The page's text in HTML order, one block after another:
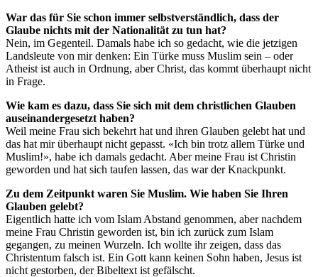
War das für Sie schon immer selbstverständlich, dass der
Glaube nichts mit der Nationalität zu tun hat?
Nein, im Gegenteil. Damals habe ich so gedacht, wie die jetzigen
Landsleute von mir denken: Ein Türke muss Muslim sein – oder
Atheist ist auch in Ordnung, aber Christ, das kommt überhaupt nicht
in Frage.
Wie kam es dazu, dass Sie sich mit dem christlichen Glauben
auseinandergesetzt haben?
Weil meine Frau sich bekehrt hat und ihren Glauben gelebt hat und
das hat mir überhaupt nicht gepasst. «Ich bin trotz allem Türke und
Muslim!», habe ich damals gedacht. Aber meine Frau ist Christin
geworden und hat sich taufen lassen, das war der Knackpunkt.
Zu dem Zeitpunkt waren Sie Muslim. Wie haben Sie Ihren
Glauben gelebt?
Eigentlich hatte ich vom Islam Abstand genommen, aber nachdem
meine Frau Christin geworden ist, bin ich zurück zum Islam
gegangen, zu meinen Wurzeln. Ich wollte ihr zeigen, dass das
Christentum falsch ist. Ein Gott kann keinen Sohn haben, Jesus ist
nicht gestorben, der Bibeltext ist gefälscht.